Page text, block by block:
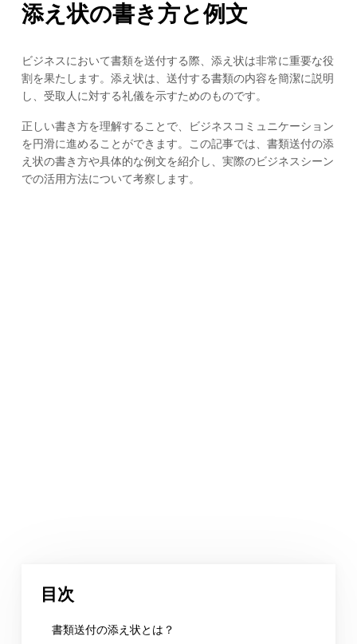
添え状の書き方と例文
ビジネスにおいて書類を送付する際、添え状は非常に重要な役
割を果たします。添え状は、送付する書類の内容を簡潔に説明
し、受取人に対する礼儀を示すためのものです。
正しい書き方を理解することで、ビジネスコミュニケーション
を円滑に進めることができます。この記事では、書類送付の添
え状の書き方や具体的な例文を紹介し、実際のビジネスシーン
での活用方法について考察します。
目次
書類送付の添え状とは？